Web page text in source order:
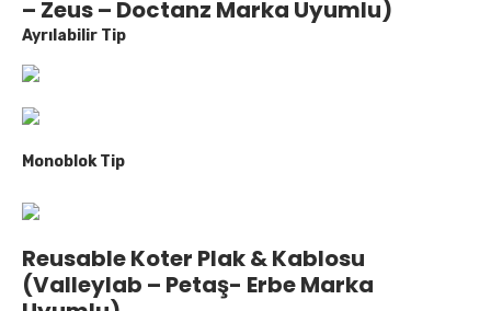
– Zeus – Doctanz Marka Uyumlu)
Ayrılabilir Tip
Monoblok Tip
Reusable Koter Plak & Kablosu
(Valleylab – Petaş- Erbe Marka